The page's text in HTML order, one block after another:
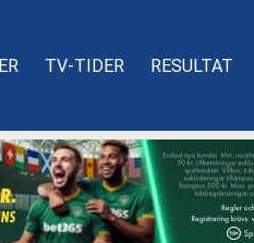
TV-TIDER RESULTAT